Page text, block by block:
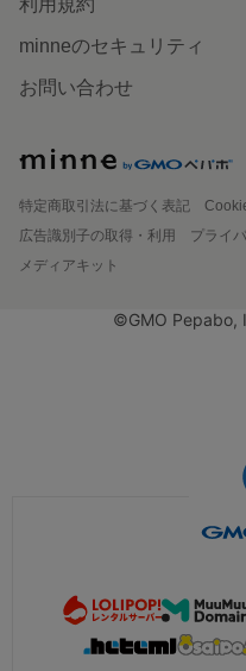
minneのセキュリティ
お問い合わせ
特定商取引法に基づく表記
広告識別子の取得・利用
プライ
メディアキット
©GMO Pepabo,